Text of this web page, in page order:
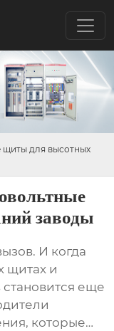
щиты для высотных
заводы
И когда
щитах и
становится еще
которые…